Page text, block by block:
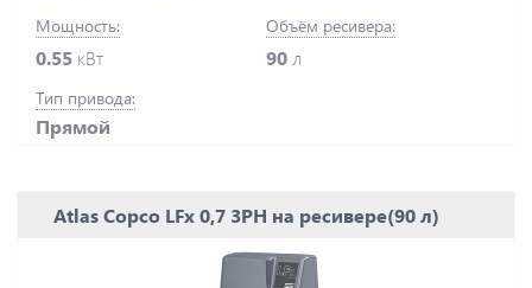
Мощность:
0.55 кВт
Объём ресивера:
90 л
Тип привода:
Прямой
Atlas Copco LFx 0,7 3PH на ресивере(90 л)